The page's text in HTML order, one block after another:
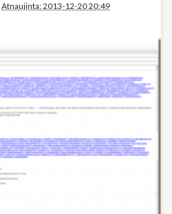
Atnaujinta: 2013-12-20 20:49